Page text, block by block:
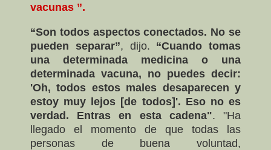
vacunas ”.
“Son todos aspectos conectados. No se
pueden separar”, dijo. “Cuando tomas
una determinada medicina o una
determinada vacuna, no puedes decir:
'Oh, todos estos males desaparecen y
estoy muy lejos [de todos]'. Eso no es
verdad. Entras en esta cadena". "Ha
llegado el momento de que todas las
personas de buena voluntad,